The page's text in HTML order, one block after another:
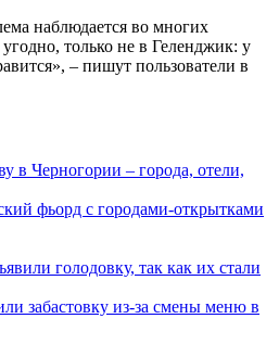
наблюдается во многих
только не в Геленджик: у
– пишут пользователи в
фьорд с городами-открытками
забастовку из-за смены меню в